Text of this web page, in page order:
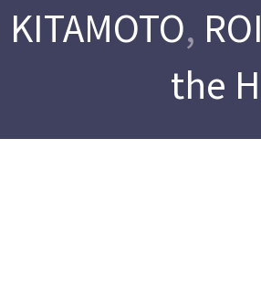
,
the